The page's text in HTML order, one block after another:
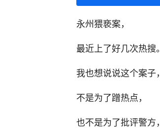
永州猥亵案，
最近上了好几次热搜。
我也想说说这个案子，
不是为了蹭热点，
也不是为了批评警方，